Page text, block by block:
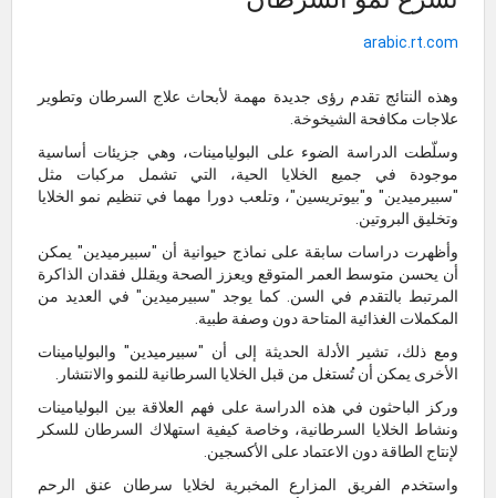
arabic.rt.com
وهذه النتائج تقدم رؤى جديدة مهمة لأبحاث علاج السرطان وتطوير
علاجات مكافحة الشيخوخة.
وسلّطت الدراسة الضوء على البوليامينات، وهي جزيئات أساسية
موجودة في جميع الخلايا الحية، التي تشمل مركبات مثل
"سبيرميدين" و"بيوتريسين"، وتلعب دورا مهما في تنظيم نمو الخلايا
وتخليق البروتين.
وأظهرت دراسات سابقة على نماذج حيوانية أن "سبيرميدين" يمكن
أن يحسن متوسط العمر المتوقع ويعزز الصحة ويقلل فقدان الذاكرة
المرتبط بالتقدم في السن. كما يوجد "سبيرميدين" في العديد من
المكملات الغذائية المتاحة دون وصفة طبية.
ومع ذلك، تشير الأدلة الحديثة إلى أن "سبيرميدين" والبوليامينات
الأخرى يمكن أن تُستغل من قبل الخلايا السرطانية للنمو والانتشار.
وركز الباحثون في هذه الدراسة على فهم العلاقة بين البوليامينات
ونشاط الخلايا السرطانية، وخاصة كيفية استهلاك السرطان للسكر
لإنتاج الطاقة دون الاعتماد على الأكسجين.
واستخدم الفريق المزارع المخبرية لخلايا سرطان عنق الرحم